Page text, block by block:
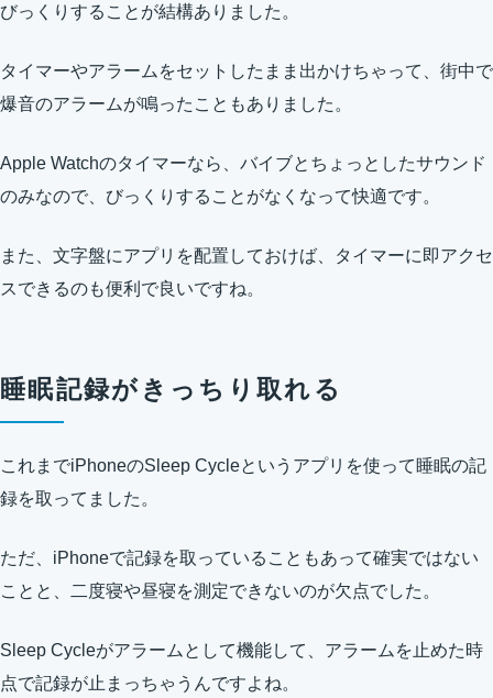
びっくりすることが結構ありました。
タイマーやアラームをセットしたまま出かけちゃって、街中で
爆音のアラームが鳴ったこともありました。
Apple Watchのタイマーなら、バイブとちょっとしたサウンド
のみなので、びっくりすることがなくなって快適です。
また、文字盤にアプリを配置しておけば、タイマーに即アクセ
スできるのも便利で良いですね。
睡眠記録がきっちり取れる
これまでiPhoneのSleep Cycleというアプリを使って睡眠の記
録を取ってました。
ただ、iPhoneで記録を取っていることもあって確実ではない
ことと、二度寝や昼寝を測定できないのが欠点でした。
Sleep Cycleがアラームとして機能して、アラームを止めた時
点で記録が止まっちゃうんですよね。